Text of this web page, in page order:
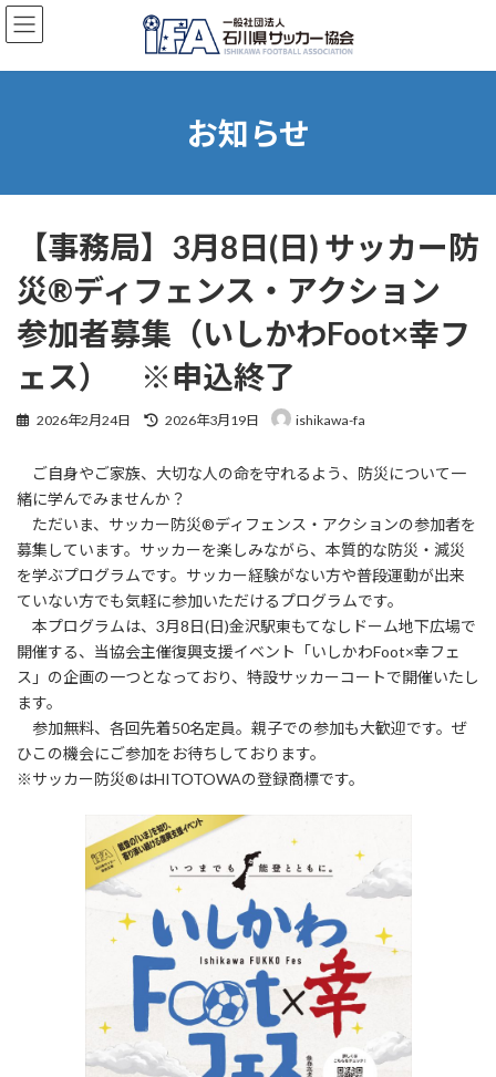
コ
ン
ン
ナ
ビ
ー
お知らせ
【事務局】3月8日(日) サッカー防
災®ディフェンス・アクション
参加者募集（いしかわFoot×幸フ
ェス） ※申込終了
2026年2月24日
最
新
日
時
2026年3月19日 ishikawa-fa
ご自身やご家族、大切な人の命を守れるよう、防災について一
緒に学んでみませんか？
ただいま、サッカー防災®ディフェンス・アクションの参加者を
募集しています。サッカーを楽しみながら、本質的な防災・減災
を学ぶプログラムです。サッカー経験がない方や普段運動が出来
ていない方でも気軽に参加いただけるプログラムです。
本プログラムは、3月8日(日)金沢駅東もてなしドーム地下広場で
開催する、当協会主催復興支援イベント「いしかわFoot×幸フェ
ス」の企画の一つとなっており、特設サッカーコートで開催いたし
ます。
参加無料、各回先着50名定員。親子での参加も大歓迎です。ぜ
ひこの機会にご参加をお待ちしております。
※サッカー防災®はHITOTOWAの登録商標です。